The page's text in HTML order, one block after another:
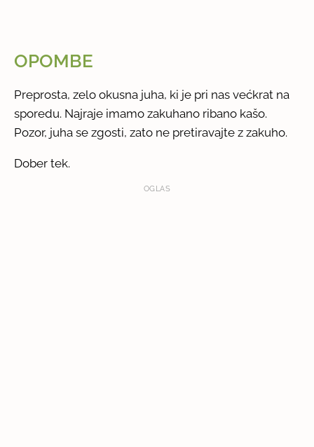
OPOMBE
Preprosta, zelo okusna juha, ki je pri nas većkrat na
sporedu. Najraje imamo zakuhano ribano kašo.
Pozor, juha se zgosti, zato ne pretiravajte z zakuho.
Dober tek.
OGLAS